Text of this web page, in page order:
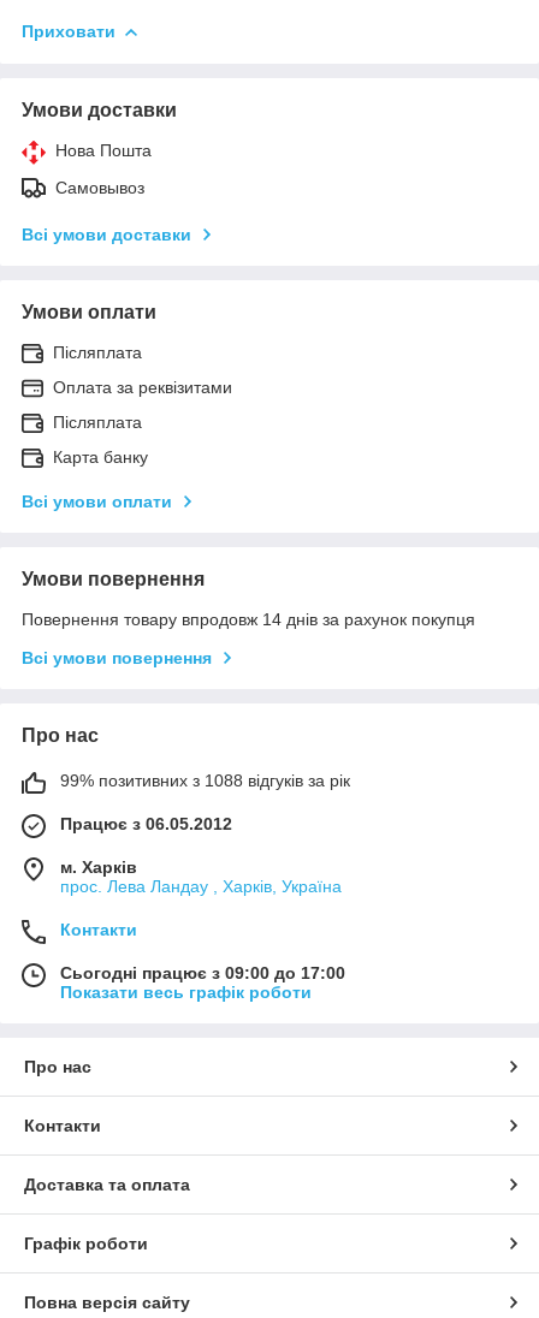
Приховати
Умови доставки
Нова Пошта
Самовывоз
Всі умови доставки
Умови оплати
Післяплата
Оплата за реквізитами
Післяплата
Карта банку
Всі умови оплати
Умови повернення
Повернення товару впродовж 14 днів за рахунок покупця
Всі умови повернення
Про нас
99% позитивних з 1088 відгуків за рік
Працює з 06.05.2012
м. Харків
прос. Лева Ландау , Харків, Україна
Контакти
Сьогодні працює з 09:00 до 17:00
Показати весь графік роботи
Про нас
Контакти
Доставка та оплата
Графік роботи
Повна версія сайту